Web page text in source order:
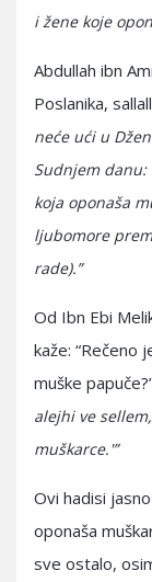
i žene koje
Abdullah ibn
Poslanika,
neće ući u
Sudnjem
koja oponaša
ljubomore
rade).”
Od Ibn Ebi
kaže: “Rečeno
muške
alejhi ve
muškarce.'”
Ovi hadisi
oponaša
sve ostalo,